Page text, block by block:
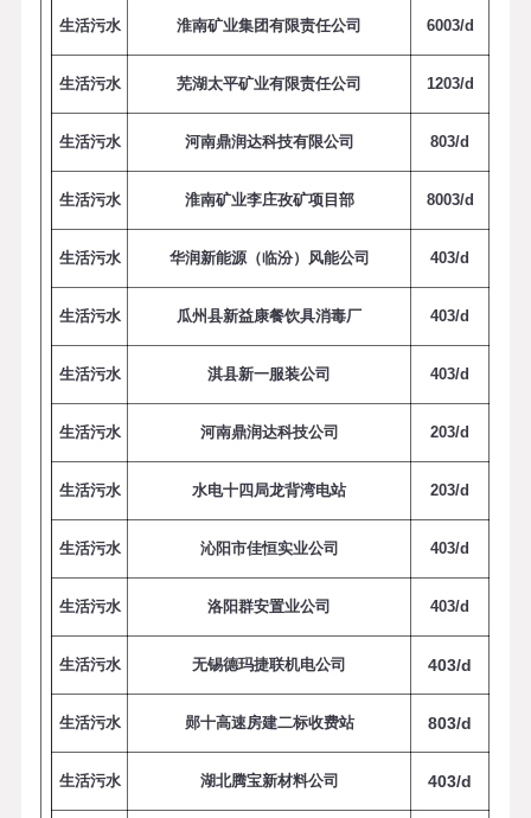
生活污水 淮南矿业集团有限责任公司 6003/d
生活污水 芜湖太平矿业有限责任公司 1203/d
生活污水 河南鼎润达科技有限公司 803/d
生活污水 淮南矿业李庄孜矿项目部 8003/d
生活污水 华润新能源（临汾）风能公司 403/d
生活污水 瓜州县新益康餐饮具消毒厂 403/d
生活污水 淇县新一服装公司 403/d
生活污水 河南鼎润达科技公司 203/d
生活污水 水电十四局龙背湾电站 203/d
生活污水 沁阳市佳恒实业公司 403/d
生活污水 洛阳群安置业公司 403/d
生活污水 无锡德玛捷联机电公司 403/d
生活污水 郧十高速房建二标收费站 803/d
生活污水 湖北腾宝新材料公司 403/d